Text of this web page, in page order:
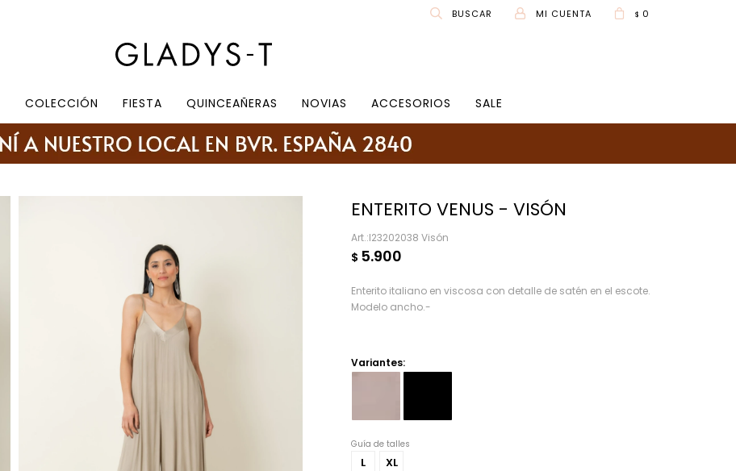
COLECCIÓN FIESTA QUINCEAÑERAS NOVIAS ACCESORIOS SALE
$ 0
ENTERITO VENUS - VISÓN
I23202038 Visón
$ 5.900
Enterito italiano en viscosa con detalle de satén en el escote.
Modelo ancho.-
Variantes:
Guía de talles
L XL